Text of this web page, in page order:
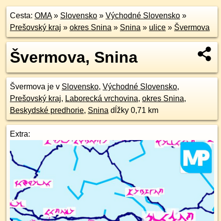
Cesta: OMA» Slovensko » Východné Slovensko »
Prešovský kraj » okres Snina » Snina » ulice » Švermova
Švermova, Snina
Švermova je v Slovensko, Východné Slovensko,
Prešovský kraj, Laborecká vrchovina, okres Snina,
Beskydské predhorie, Snina dĺžky 0,71 km
Extra: